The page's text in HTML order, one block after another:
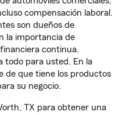
compensación laboral.
son dueños de
la importancia de
continua.
todo para usted. En la
de que tiene los productos
su negocio.
TX para obtener una